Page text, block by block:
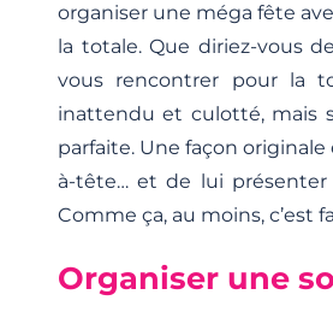
organiser une méga fête
la totale. Que diriez-vous
vous rencontrer pour la
inattendu et culotté, mais
parfaite. Une façon
à-tête… et de lui
Comme ça, au moins, c’est
Organiser une